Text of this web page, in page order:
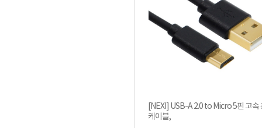
[NEXI] USB-A 2.0 to Micro 5핀 고속
케이블,